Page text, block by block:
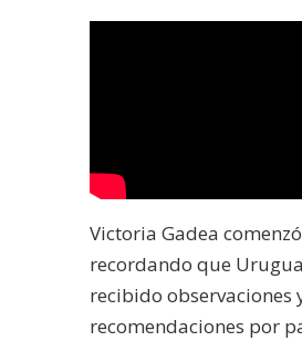
Victoria Gadea comenzó
recordando que
recibido observaciones
recomendaciones por